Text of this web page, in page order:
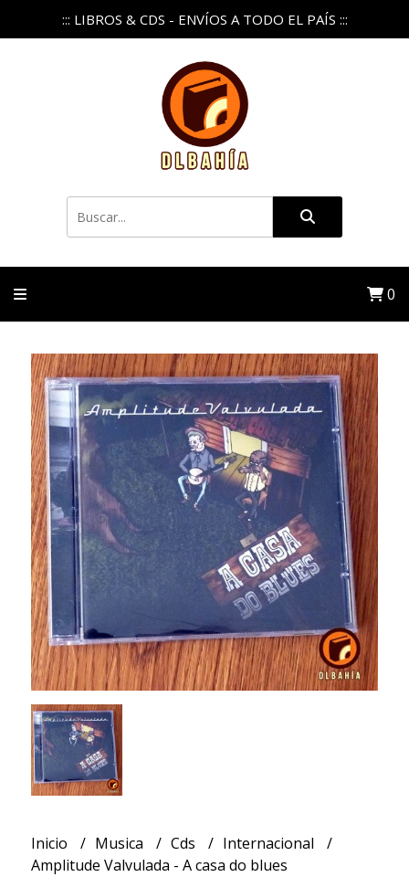
::: LIBROS & CDS - ENVÍOS A TODO EL PAÍS :::
0
Inicio Musica Cds
Internacional
Amplitude Valvulada - A casa do blues